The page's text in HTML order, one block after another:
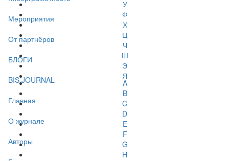
Мероприятия
От партнёров
БЛОГИ
BIS JOURNAL
Главная
О журнале
Авторы
У
Ф
Х
Ц
Ч
Ш
Э
Я
A
B
C
D
E
F
G
H